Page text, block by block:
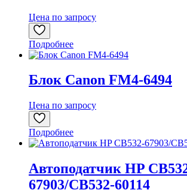
Цена по запросу
Подробнее
Блок Canon FM4-6494
Цена по запросу
Подробнее
Автоподатчик HP
67903/CB532-60114